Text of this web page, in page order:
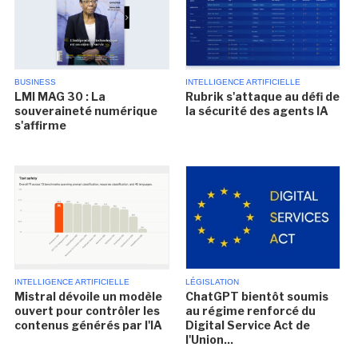
BUSINESS
LMI MAG 30 : La
souveraineté numérique
s'affirme
INTELLIGENCE ARTIFICIELLE
Rubrik s'attaque au défi de
la sécurité des agents IA
INTELLIGENCE ARTIFICIELLE
Mistral dévoile un modèle
ouvert pour contrôler les
contenus générés par l'IA
LÉGISLATION
ChatGPT bientôt soumis
au régime renforcé du
Digital Service Act de
l'Union...